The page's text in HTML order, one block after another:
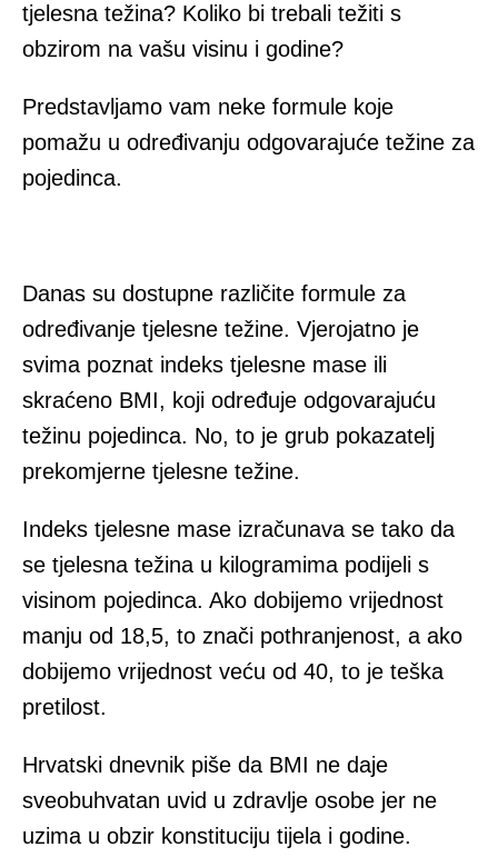
tjelesna težina? Koliko bi trebali težiti s
obzirom na vašu visinu i godine?
Predstavljamo vam neke formule koje
pomažu u određivanju odgovarajuće težine za
pojedinca.
Danas su dostupne različite formule za
određivanje tjelesne težine. Vjerojatno je
svima poznat indeks tjelesne mase ili
skraćeno BMI, koji određuje odgovarajuću
težinu pojedinca. No, to je grub pokazatelj
prekomjerne tjelesne težine.
Indeks tjelesne mase izračunava se tako da
se tjelesna težina u kilogramima podijeli s
visinom pojedinca. Ako dobijemo vrijednost
manju od 18,5, to znači pothranjenost, a ako
dobijemo vrijednost veću od 40, to je teška
pretilost.
Hrvatski dnevnik piše da BMI ne daje
sveobuhvatan uvid u zdravlje osobe jer ne
uzima u obzir konstituciju tijela i godine.